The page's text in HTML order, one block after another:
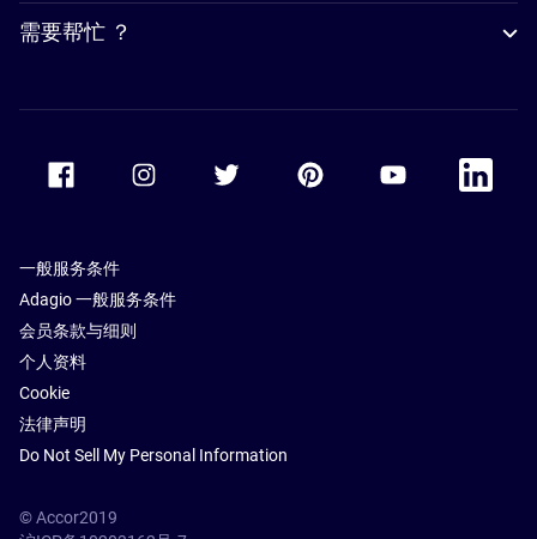
需要帮忙 ？
Accor Youtube
Accor
一般服务条件
Adagio 一般服务条件
会员条款与细则
个人资料
Cookie
法律声明
Do Not Sell My Personal Information
© Accor2019